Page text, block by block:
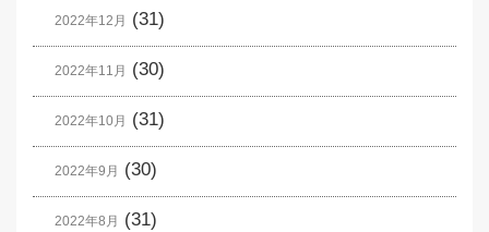
2022年12月 (31)
2022年11月 (30)
2022年10月 (31)
2022年9月 (30)
2022年8月 (31)